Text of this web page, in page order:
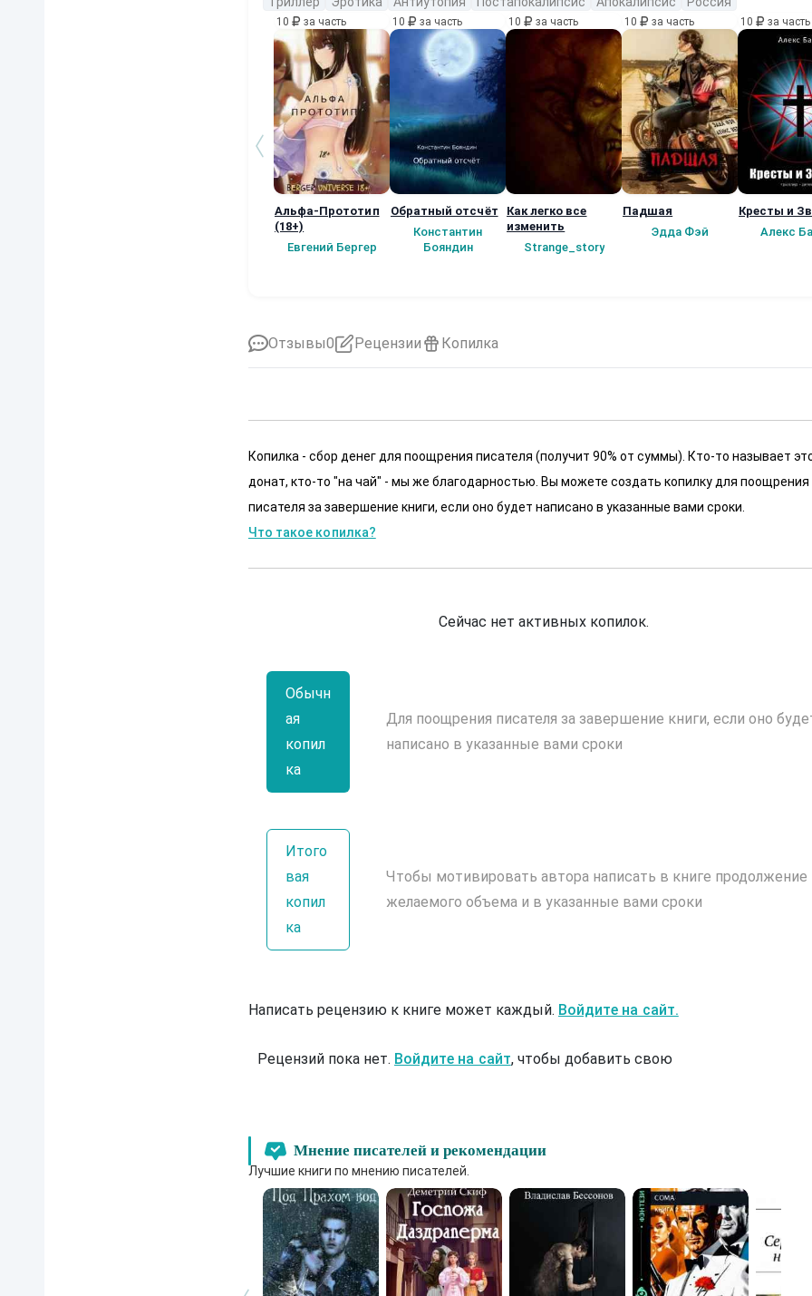
10 за часть
Альфа-Прототип
(18+)
Евгений Бергер
10 за часть
Обратный отсчёт
Константин
Бояндин
10 за часть
Как легко все
изменить
Strange_story
10 за часть
Падшая
Эдда Фэй
10 за часть
Кресты и
Алекс
Отзывы0 Рецензии Копилка
Копилка - сбор денег для поощрения писателя (получит 90% от суммы). Кто-то называет
донат, кто-то "на чай" - мы же благодарностью. Вы можете создать копилку для поощрения
писателя за завершение книги, если оно будет написано в указанные вами сроки.
Что такое копилка?
Сейчас нет активных копилок.
Обычн
ая
копил
ка
Для поощрения писателя за завершение книги, если оно
написано в указанные вами сроки
Итого
вая
копил
ка
Чтобы мотивировать автора написать в книге продолжение
желаемого объема и в указанные вами сроки
Написать рецензию к книге может каждый. Войдите на сайт.
Рецензий пока нет. Войдите на сайт, чтобы добавить свою
Мнение писателей и рекомендации
Лучшие книги по мнению писателей.